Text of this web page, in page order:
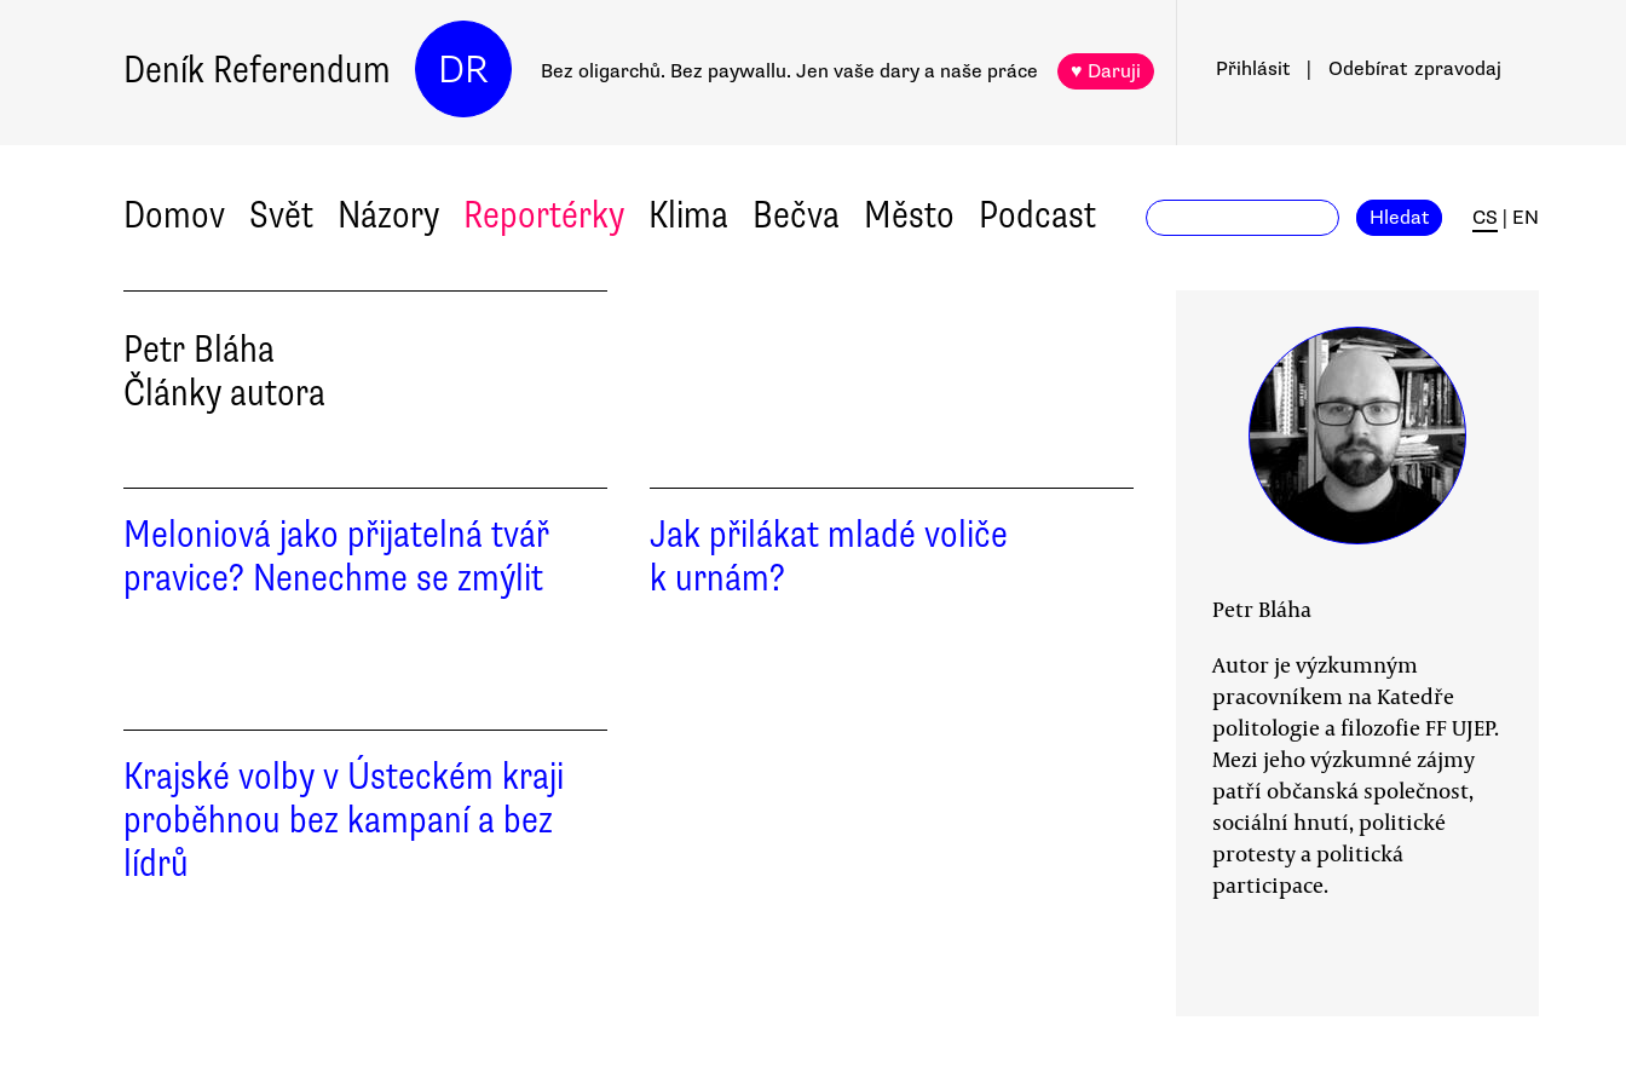
Deník Referendum DR Bez oligarchů. Bez paywallu. Jen vaše dary a naše práce ♥ Daruji Přihlásit Odebírat zpravodaj
Domov Svět Názory Reportérky Klima Bečva Město Podcast Hledat CS EN
Petr Bláha
Články autora
Meloniová jako přijatelná tvář
pravice? Nenechme se zmýlit
Jak přilákat mladé voliče
k urnám?
Krajské volby v Ústeckém kraji
proběhnou bez kampaní a bez
lídrů
Petr Bláha
Autor je výzkumným
pracovníkem na Katedře
politologie a filozofie FF UJEP.
Mezi jeho výzkumné zájmy
patří občanská společnost,
sociální hnutí, politické
protesty a politická
participace.